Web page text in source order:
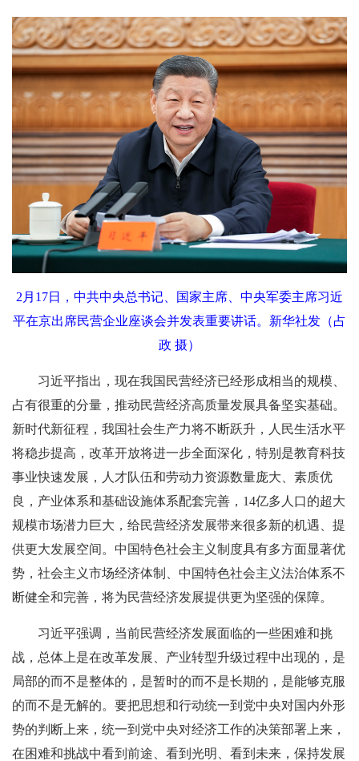
2月17日，中共中央总书记、国家主席、中央军委主席习近
平在京出席民营企业座谈会并发表重要讲话。新华社发（占
政 摄）
习近平指出，现在我国民营经济已经形成相当的规模、
占有很重的分量，推动民营经济高质量发展具备坚实基础。
新时代新征程，我国社会生产力将不断跃升，人民生活水平
将稳步提高，改革开放将进一步全面深化，特别是教育科技
事业快速发展，人才队伍和劳动力资源数量庞大、素质优
良，产业体系和基础设施体系配套完善，14亿多人口的超大
规模市场潜力巨大，给民营经济发展带来很多新的机遇、提
供更大发展空间。中国特色社会主义制度具有多方面显著优
势，社会主义市场经济体制、中国特色社会主义法治体系不
断健全和完善，将为民营经济发展提供更为坚强的保障。
习近平强调，当前民营经济发展面临的一些困难和挑
战，总体上是在改革发展、产业转型升级过程中出现的，是
局部的而不是整体的，是暂时的而不是长期的，是能够克服
的而不是无解的。要把思想和行动统一到党中央对国内外形
势的判断上来，统一到党中央对经济工作的决策部署上来，
在困难和挑战中看到前途、看到光明、看到未来，保持发展